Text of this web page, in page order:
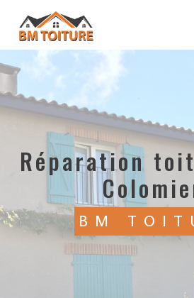
réparation toiture fuite
BM
Panneau de gestion des cookies